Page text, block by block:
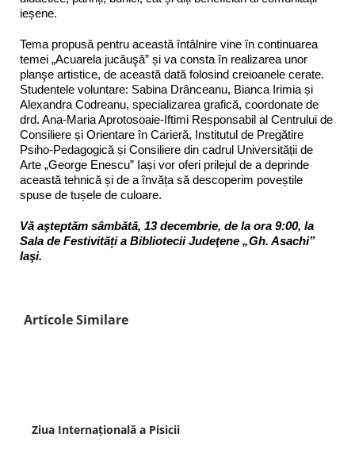
ieșene.
Tema propusă pentru această întâlnire vine în continuarea
temei „Acuarela jucăuşă” și va consta în realizarea unor
planşe artistice, de această dată folosind creioanele cerate.
Studentele voluntare: Sabina Drânceanu, Bianca Irimia și
Alexandra Codreanu, specializarea grafică, coordonate de
drd. Ana-Maria Aprotosoaie-Iftimi Responsabil al Centrului de
Consiliere și Orientare în Carieră, Institutul de Pregătire
Psiho-Pedagogică și Consiliere din cadrul Universității de
Arte „George Enescu” Iași vor oferi prilejul de a deprinde
această tehnică și de a învăța să descoperim poveștile
spuse de tușele de culoare.
Vă aşteptăm sâmbătă, 13 decembrie, de la ora 9:00, la
Sala de Festivități a Bibliotecii Judeţene „Gh. Asachi”
Iaşi.
Articole Similare
Ziua Internațională a Pisicii